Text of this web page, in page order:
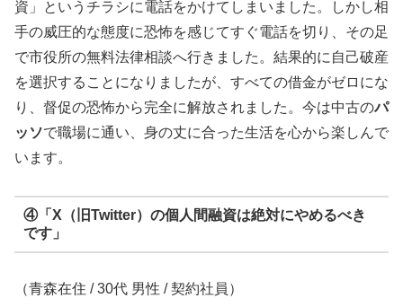
資」というチラシに電話をかけてしまいました。しかし相
手の威圧的な態度に恐怖を感じてすぐ電話を切り、その足
で市役所の無料法律相談へ行きました。結果的に自己破産
を選択することになりましたが、すべての借金がゼロにな
り、督促の恐怖から完全に解放されました。今は中古のパ
ッソで職場に通い、身の丈に合った生活を心から楽しんで
います。
④「X（旧Twitter）の個人間融資は絶対にやめるべき
です」
（青森在住 / 30代 男性 / 契約社員）